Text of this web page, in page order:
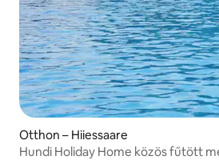
Otthon – Hiiessaare
Hundi Holiday Home közös fűtött